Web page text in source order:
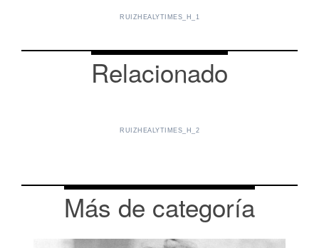
RUIZHEALYTIMES_H_1
Relacionado
RUIZHEALYTIMES_H_2
Más de categoría